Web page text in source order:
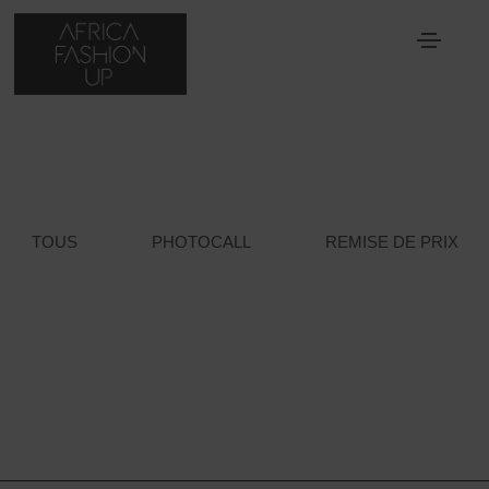
GALERIE 2021
TOUS PHOTOCALL REMISE DE PRIX